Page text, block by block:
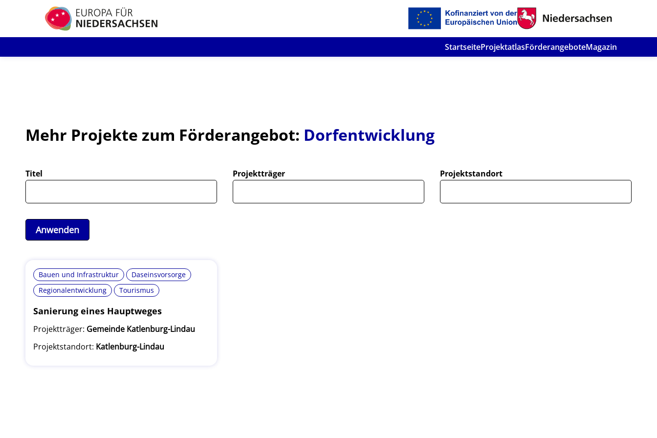
StartseiteProjektatlasFörderangeboteMagazin
Mehr Projekte zum Förderangebot: Dorfentwicklung
Titel Projektträger Projektstandort
Bauen und Infrastruktur
Daseinsvorsorge
Regionalentwicklung
Tourismus
Sanierung eines Hauptweges
Projektträger: Gemeinde Katlenburg-Lindau
Projektstandort: Katlenburg-Lindau